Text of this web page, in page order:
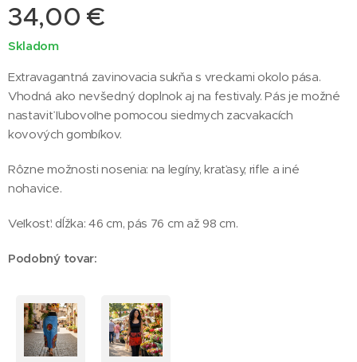
34,00 €
Skladom
Extravagantná zavinovacia sukňa s vreckami okolo pása.
Vhodná ako nevšedný doplnok aj na festivaly. Pás je možné
nastaviť ľubovoľne pomocou siedmych zacvakacích
kovových gombíkov.
Rôzne možnosti nosenia: na legíny, kraťasy, rifle a iné
nohavice.
Veľkosť: dĺžka: 46 cm, pás 76 cm až 98 cm.
Podobný tovar: